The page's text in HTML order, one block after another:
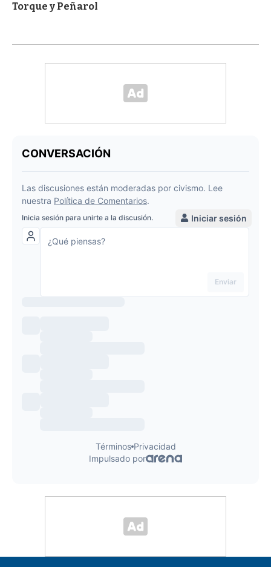
Torque y Peñarol